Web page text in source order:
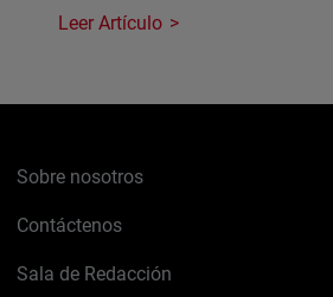
Leer Artículo
Sobre nosotros
Contáctenos
Sala de Redacción